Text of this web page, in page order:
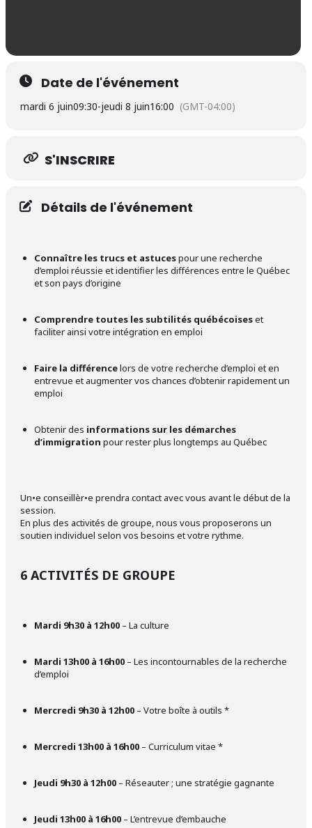
Date de l'événement
mardi 6 juin09:30-jeudi 8 juin16:00 (GMT-04:00)
S'INSCRIRE
Détails de l'événement
Connaître les trucs et astucespour une recherche
d’emploi réussie et identifier les différences entre le Québec
et son pays d’origine
Comprendre toutes les subtilités québécoiseset
faciliter ainsi votre intégration en emploi
Faire la différencelors de votre recherche d’emploi et en
entrevue et augmenter vos chances d’obtenir rapidement un
emploi
Obtenir des informations sur les démarches
d’immigration pour rester plus longtemps au Québec
Un•e conseillèr•e prendra contact avec vous avant le début de la
session.
En plus des activités de groupe, nous vous proposerons un
soutien individuel selon vos besoins et votre rythme.
6 ACTIVITÉS DE GROUPE
Mardi 9h30 à 12h00 – La culture
Mardi 13h00 à 16h00 – Les incontournables de la recherche
d’emploi
Mercredi 9h30 à 12h00 – Votre boîte à outils *
Mercredi 13h00 à 16h00 – Curriculum vitae *
Jeudi 9h30 à 12h00 – Réseauter ; une stratégie gagnante
Jeudi 13h00 à 16h00 – L’entrevue d’embauche